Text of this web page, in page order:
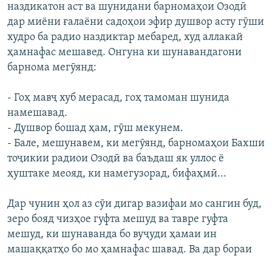
наздикатон аст ва шунидани барномаҳои Озодӣ
дар миёни ғалаёни садоҳои эфир душвор асту гӯши
худро ба радио наздиктар мебаред, худ аллакай
ҳамнафас мешавед. Онгуна ки шунавандагони
барнома мегӯянд:
- Гоҳ мавҷ хуб мерасад, гоҳ тамоман шунида
намешавад.
- Душвор бошад ҳам, гӯш мекунем.
- Бале, мешунавем, ки мегӯянд, барномаҳои Бахши
тоҷикии радиои Озодӣ ва баъдаш як уллос ё
ҳуштаке меояд, ки намегузорад, бифаҳмӣ...
Дар чунин ҳол аз сӯи дигар вазифаи мо сангин буд,
зеро бояд чизҳое гуфта мешуд ва тавре гуфта
мешуд, ки шунаванда бо вуҷуди ҳамаи ин
машаққатҳо бо мо ҳамнафас шавад. Ва дар бораи